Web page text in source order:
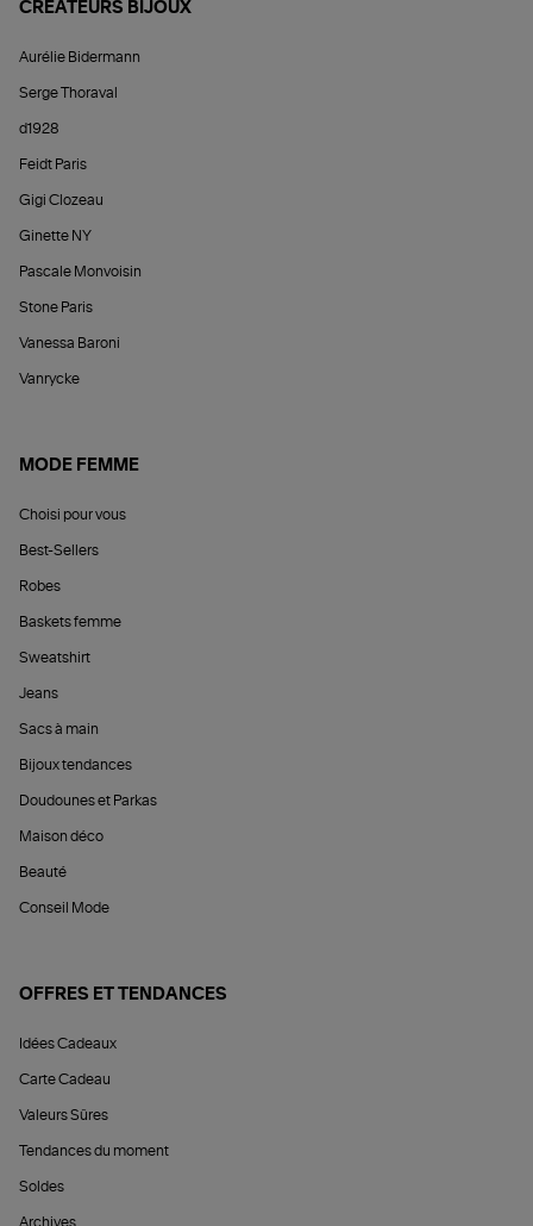
CRÉATEURS BIJOUX
Aurélie Bidermann
Serge Thoraval
d1928
Feidt Paris
Gigi Clozeau
Ginette NY
Pascale Monvoisin
Stone Paris
Vanessa Baroni
Vanrycke
MODE FEMME
Choisi pour vous
Best-Sellers
Robes
Baskets femme
Sweatshirt
Jeans
Sacs à main
Bijoux tendances
Doudounes et Parkas
Maison déco
Beauté
Conseil Mode
OFFRES ET TENDANCES
Idées Cadeaux
Carte Cadeau
Valeurs Sûres
Tendances du moment
Soldes
Archives